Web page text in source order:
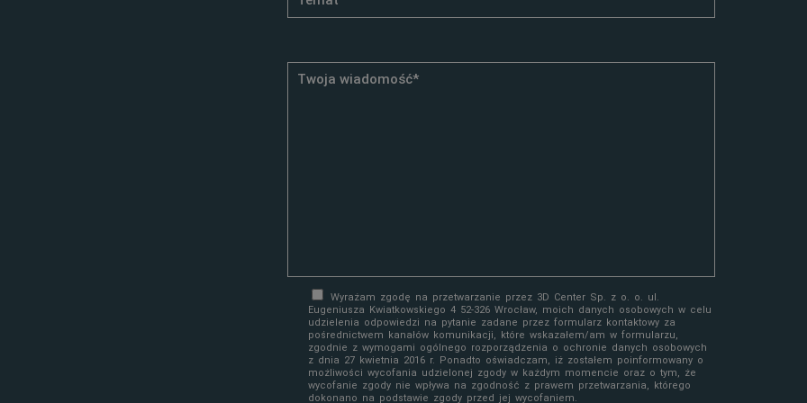
Wyrażam zgodę na przetwarzanie przez 3D Center Sp. z o. o. ul.
Eugeniusza Kwiatkowskiego 4 52-326 Wrocław, moich danych osobowych w celu
udzielenia odpowiedzi na pytanie zadane przez formularz kontaktowy za
pośrednictwem kanałów komunikacji, które wskazałem/am w formularzu,
zgodnie z wymogami ogólnego rozporządzenia o ochronie danych osobowych
z dnia 27 kwietnia 2016 r. Ponadto oświadczam, iż zostałem poinformowany o
możliwości wycofania udzielonej zgody w każdym momencie oraz o tym, że
wycofanie zgody nie wpływa na zgodność z prawem przetwarzania, którego
dokonano na podstawie zgody przed jej wycofaniem.